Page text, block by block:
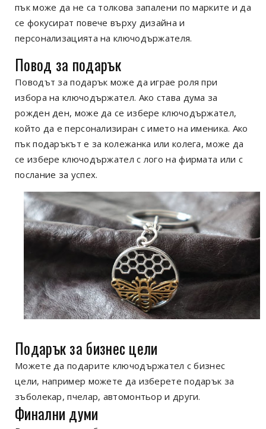
пък може да не са толкова запалени по марките и да
се фокусират повече върху дизайна и
персонализацията на ключодържателя.
Повод за подарък
Поводът за подарък може да играе роля при
избора на ключодържател. Ако става дума за
рожден ден, може да се избере ключодържател,
който да е персонализиран с името на именика. Ако
пък подаръкът е за колежанка или колега, може да
се избере ключодържател с лого на фирмата или с
послание за успех.
Подарък за бизнес цели
Можете да подарите ключодържател с бизнес
цели, например можете да изберете подарък за
зъболекар, пчелар, автомонтьор и други.
Финални думи